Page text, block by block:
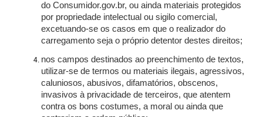
do Consumidor.gov.br, ou ainda materiais protegidos
por propriedade intelectual ou sigilo comercial,
excetuando-se os casos em que o realizador do
carregamento seja o próprio detentor destes direitos;
nos campos destinados ao preenchimento de textos,
utilizar-se de termos ou materiais ilegais, agressivos,
caluniosos, abusivos, difamatórios, obscenos,
invasivos à privacidade de terceiros, que atentem
contra os bons costumes, a moral ou ainda que